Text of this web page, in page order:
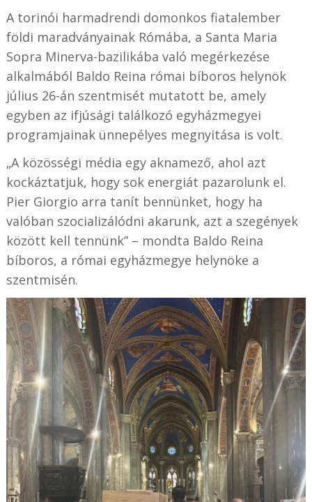
A torinói harmadrendi domonkos fiatalember
földi maradványainak Rómába, a Santa Maria
Sopra Minerva-bazilikába való megérkezése
alkalmából Baldo Reina római bíboros helynök
július 26-án szentmisét mutatott be, amely
egyben az ifjúsági találkozó egyházmegyei
programjainak ünnepélyes megnyitása is volt.
„A közösségi média egy aknamező, ahol azt
kockáztatjuk, hogy sok energiát pazarolunk el.
Pier Giorgio arra tanít bennünket, hogy ha
valóban szocializálódni akarunk, azt a szegények
között kell tennünk” – mondta Baldo Reina
bíboros, a római egyházmegye helynöke a
szentmisén.